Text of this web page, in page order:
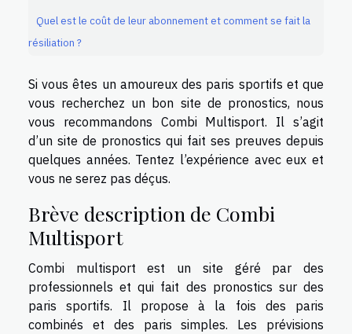
Quel est le coût de leur abonnement et comment se fait la
résiliation ?
Si vous êtes un amoureux des paris sportifs et que
vous recherchez un bon site de pronostics, nous
vous recommandons Combi Multisport. Il s’agit
d’un site de pronostics qui fait ses preuves depuis
quelques années. Tentez l’expérience avec eux et
vous ne serez pas déçus.
Brève description de Combi
Multisport
Combi multisport est un site géré par des
professionnels et qui fait des pronostics sur des
paris sportifs. Il propose à la fois des paris
combinés et des paris simples. Les prévisions